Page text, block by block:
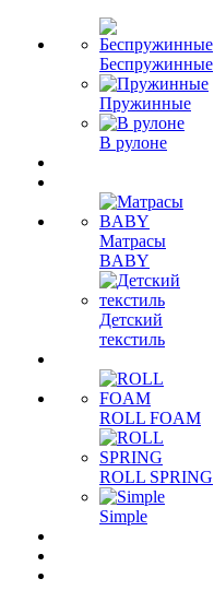
Беспружинные
Пружинные
В рулоне
Матрасы
BABY
Детский
текстиль
ROLL FOAM
ROLL SPRING
Simple